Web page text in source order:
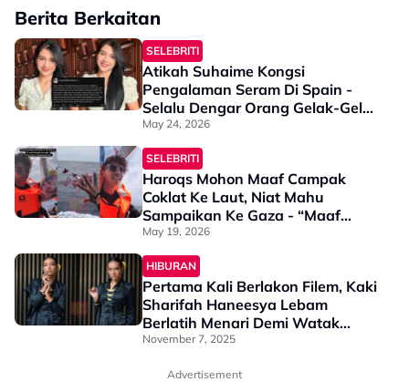
Berita Berkaitan
SELEBRITI
Atikah Suhaime Kongsi
Pengalaman Seram Di Spain -
Selalu Dengar Orang Gelak-Gelak
Kat Bawah, Bila Turun…”
May 24, 2026
SELEBRITI
Haroqs Mohon Maaf Campak
Coklat Ke Laut, Niat Mahu
Sampaikan Ke Gaza - “Maaf
Andai Perbuatan Saya Tidak
Sopan…”
May 19, 2026
HIBURAN
Pertama Kali Berlakon Filem, Kaki
Sharifah Haneesya Lebam
Berlatih Menari Demi Watak
Pamakbul - “Saya Pergi Kelas
November 7, 2025
Advertisement